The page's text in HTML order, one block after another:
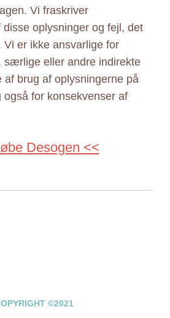
Vi fraskriver
disse oplysninger og fejl, det
Vi er ikke ansvarlige for
særlige eller andre indirekte
af brug af oplysningerne på
også for konsekvenser af
Desogen <<
©2021